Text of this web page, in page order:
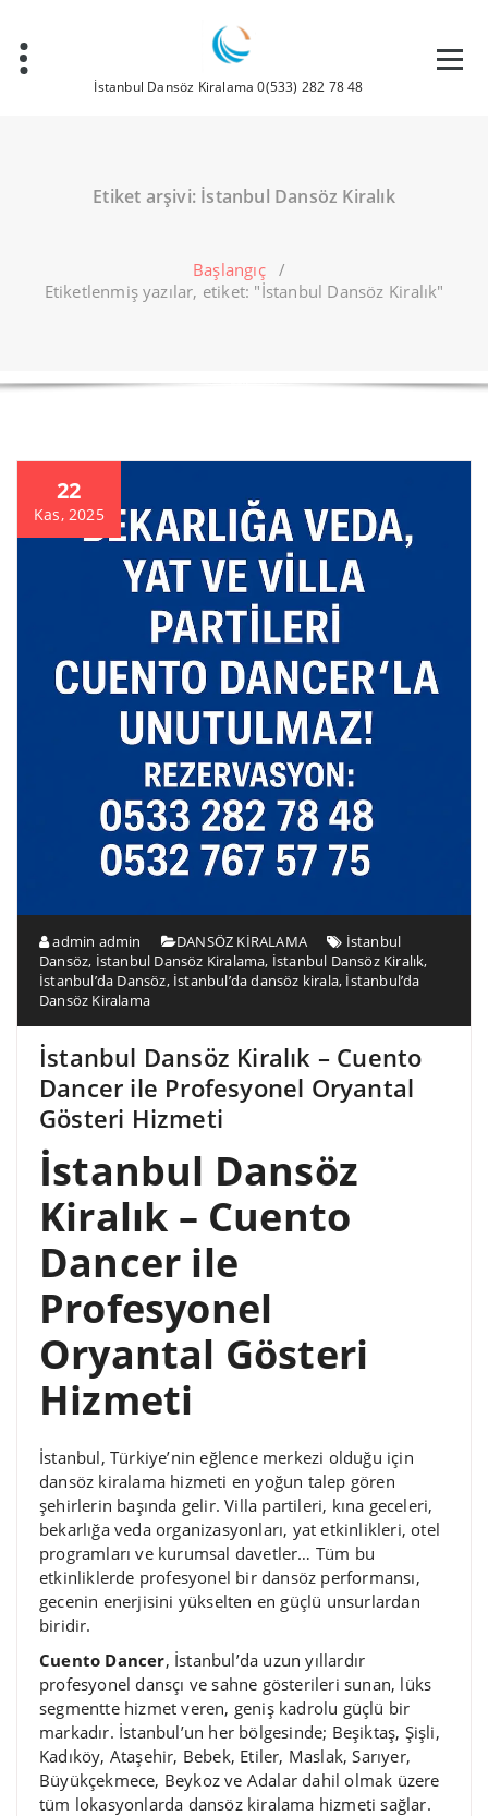
İstanbul Dansöz Kiralama 0(533) 282 78 48
Etiket arşivi: İstanbul Dansöz Kiralık
Başlangıç/
Etiketlenmiş yazılar, etiket: "İstanbul Dansöz Kiralık"
22
Kas, 2025
admin admin DANSÖZ KİRALAMA
İstanbul
Dansöz, İstanbul Dansöz Kiralama, İstanbul Dansöz Kiralık,
İstanbul’da Dansöz, İstanbul’da dansöz kirala, İstanbul’da
Dansöz Kiralama
İstanbul Dansöz Kiralık – Cuento
Dancer ile Profesyonel Oryantal
Gösteri Hizmeti
İstanbul Dansöz
Kiralık – Cuento
Dancer ile
Profesyonel
Oryantal Gösteri
Hizmeti
İstanbul, Türkiye’nin eğlence merkezi olduğu için
dansöz kiralama hizmeti en yoğun talep gören
şehirlerin başında gelir. Villa partileri, kına geceleri,
bekarlığa veda organizasyonları, yat etkinlikleri, otel
programları ve kurumsal davetler… Tüm bu
etkinliklerde profesyonel bir dansöz performansı,
gecenin enerjisini yükselten en güçlü unsurlardan
biridir.
Cuento Dancer, İstanbul’da uzun yıllardır
profesyonel dansçı ve sahne gösterileri sunan, lüks
segmentte hizmet veren, geniş kadrolu güçlü bir
markadır. İstanbul’un her bölgesinde; Beşiktaş, Şişli,
Kadıköy, Ataşehir, Bebek, Etiler, Maslak, Sarıyer,
Büyükçekmece, Beykoz ve Adalar dahil olmak üzere
tüm lokasyonlarda dansöz kiralama hizmeti sağlar.